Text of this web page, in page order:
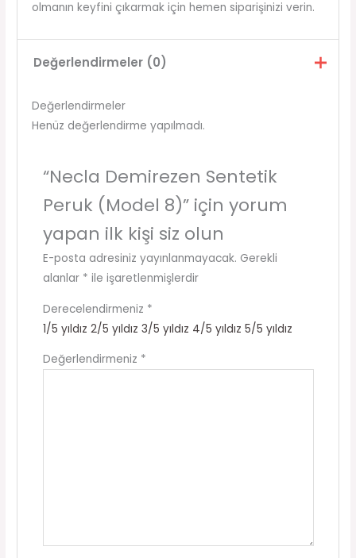
olmanın keyfini çıkarmak için hemen siparişinizi verin.
Değerlendirmeler (0)
Değerlendirmeler
Henüz değerlendirme yapılmadı.
“Necla Demirezen Sentetik
Peruk (Model 8)” için yorum
yapan ilk kişi siz olun
E-posta adresiniz yayınlanmayacak. Gerekli
alanlar * ile işaretlenmişlerdir
Derecelendirmeniz *
1/5 yıldız 2/5 yıldız 3/5 yıldız 4/5 yıldız 5/5 yıldız
Değerlendirmeniz *